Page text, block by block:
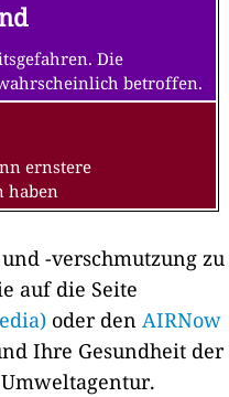
Die
betroffen.
ernstere
haben
-verschmutzung zu
auf die Seite
oder den AIRNow
Ihre Gesundheit der